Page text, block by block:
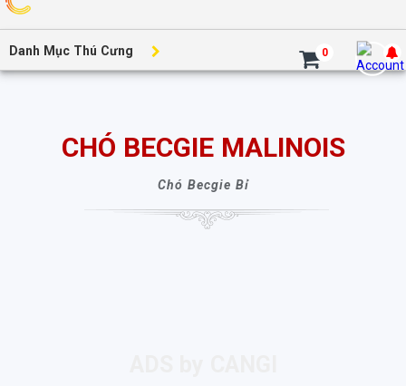
0
Danh Mục Thú Cưng
CHÓ BECGIE MALINOIS
Chó Becgie Bỉ